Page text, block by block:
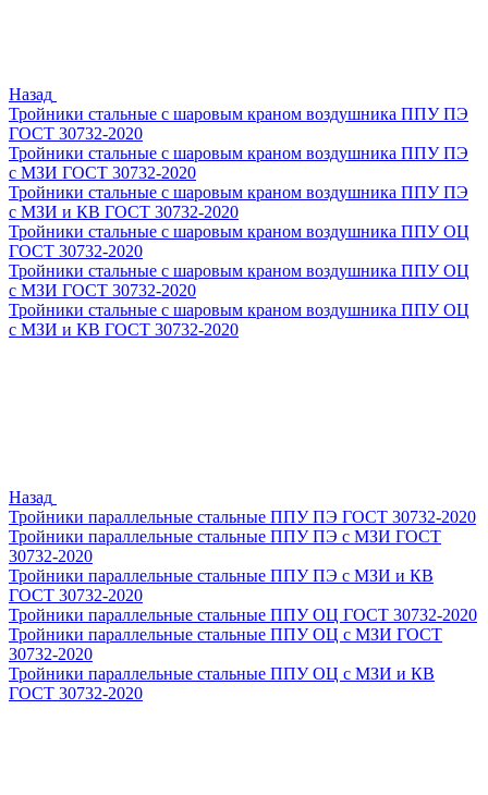
Назад
Тройники стальные с шаровым краном воздушника ППУ ПЭ
ГОСТ 30732-2020
Тройники стальные с шаровым краном воздушника ППУ ПЭ
с МЗИ ГОСТ 30732-2020
Тройники стальные с шаровым краном воздушника ППУ ПЭ
с МЗИ и КВ ГОСТ 30732-2020
Тройники стальные с шаровым краном воздушника ППУ ОЦ
ГОСТ 30732-2020
Тройники стальные с шаровым краном воздушника ППУ ОЦ
с МЗИ ГОСТ 30732-2020
Тройники стальные с шаровым краном воздушника ППУ ОЦ
с МЗИ и КВ ГОСТ 30732-2020
Назад
Тройники параллельные стальные ППУ ПЭ ГОСТ 30732-2020
Тройники параллельные стальные ППУ ПЭ с МЗИ ГОСТ
30732-2020
Тройники параллельные стальные ППУ ПЭ с МЗИ и КВ
ГОСТ 30732-2020
Тройники параллельные стальные ППУ ОЦ ГОСТ 30732-2020
Тройники параллельные стальные ППУ ОЦ с МЗИ ГОСТ
30732-2020
Тройники параллельные стальные ППУ ОЦ с МЗИ и КВ
ГОСТ 30732-2020